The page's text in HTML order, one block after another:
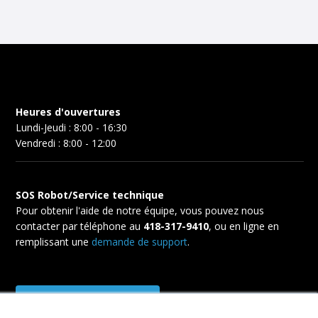
Heures d'ouvertures
Lundi-Jeudi : 8:00 - 16:30
Vendredi : 8:00 - 12:00
SOS Robot/Service technique
Pour obtenir l'aide de notre équipe, vous pouvez nous
contacter par téléphone au 418-317-9410, ou en ligne en
remplissant une demande de support.
Support technique